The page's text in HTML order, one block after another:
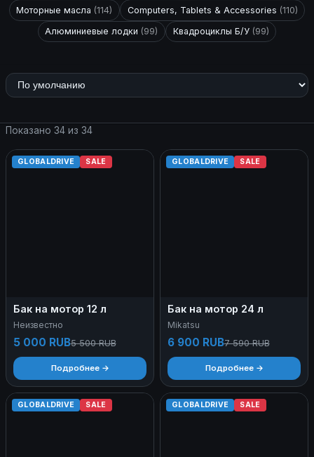
Моторные масла (114) Computers, Tablets & Accessories (110)
Алюминиевые лодки (99) Квадроциклы Б/У (99)
Показано 34 из 34
GLOBALDRIVE SALE
Бак на мотор 12 л
Неизвестно
5 000 RUB5 500 RUB
Подробнее →
GLOBALDRIVE SALE
Бак на мотор 24 л
Mikatsu
6 900 RUB7 590 RUB
Подробнее →
GLOBALDRIVE SALE GLOBALDRIVE SALE